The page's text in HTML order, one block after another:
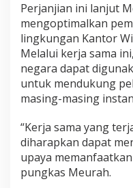
Perjanjian ini lanjut
mengoptimalkan
lingkungan Kantor
Melalui kerja sama
negara dapat
untuk mendukung
masing-masing
“Kerja sama yang
diharapkan dapat
upaya
pungkas Meurah.